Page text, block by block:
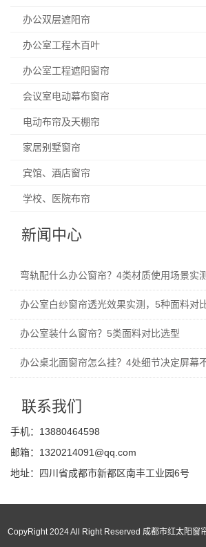
办公双层遮阳帘
办公室工程木百叶
办公室工程遮阳窗帘
会议室电动幕布窗帘
电动布帘及天棚帘
家居别墅窗帘
宾馆、酒店窗帘
学校、医院布帘
新闻中心
弯轨配什么办公窗帘？4类材质使用场景实
办公室白纱窗帘透光效果实测，5种面料对
办公室装什么窗帘？5类面料对比选型
办公桌北面窗帘怎么挂？4处细节决定屏幕
联系我们
手机：13880464598
邮箱：1320214091@qq.com
地址：四川省成都市新都区南丰工业园6号
CopyRight 2024 All Right Reserved 成都市红太阳窗